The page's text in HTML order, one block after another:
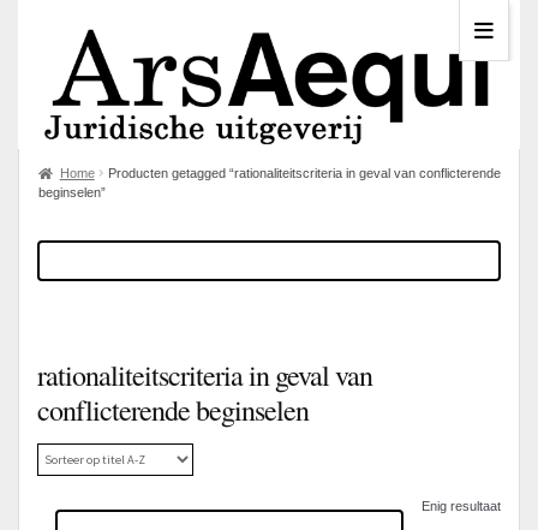
Home
Producten getagged “rationaliteitscriteria in geval van conflicterende
beginselen”
rationaliteitscriteria in geval van
conflicterende beginselen
Enig resultaat